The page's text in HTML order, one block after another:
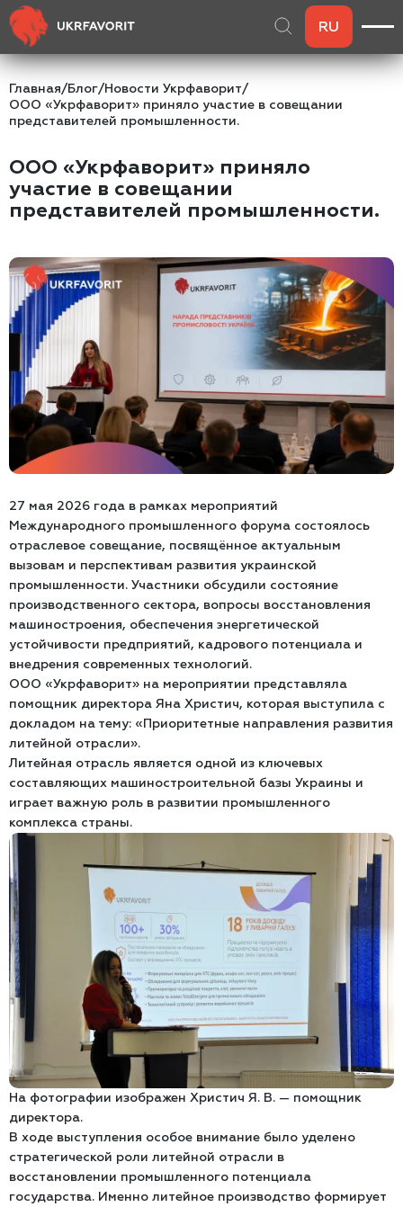
RU
Главная/Блог/Новости Укрфаворит/
ООО «Укрфаворит» приняло участие в совещании
представителей промышленности.
ООО «Укрфаворит» приняло
участие в совещании
представителей промышленности.
27 мая 2026 года в рамках мероприятий
Международного промышленного форума состоялось
отраслевое совещание, посвящённое актуальным
вызовам и перспективам развития украинской
промышленности. Участники обсудили состояние
производственного сектора, вопросы восстановления
машиностроения, обеспечения энергетической
устойчивости предприятий, кадрового потенциала и
внедрения современных технологий.
ООО «Укрфаворит» на мероприятии представляла
помощник директора Яна Христич, которая выступила с
докладом на тему: «Приоритетные направления развития
литейной отрасли».
Литейная отрасль является одной из ключевых
составляющих машиностроительной базы Украины и
играет важную роль в развитии промышленного
комплекса страны.
На фотографии изображен Христич Я. В. — помощник
директора.
В ходе выступления особое внимание было уделено
стратегической роли литейной отрасли в
восстановлении промышленного потенциала
государства. Именно литейное производство формирует